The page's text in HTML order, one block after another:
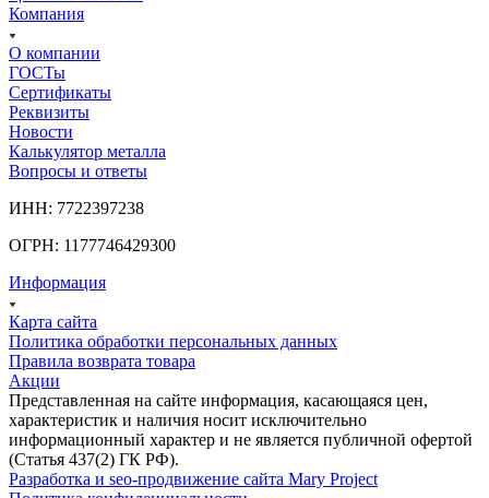
Компания
О компании
ГОСТы
Сертификаты
Реквизиты
Новости
Калькулятор металла
Вопросы и ответы
ИНН: 7722397238
ОГРН: 1177746429300
Информация
Карта сайта
Политика обработки персональных данных
Правила возврата товара
Акции
Представленная на сайте информация, касающаяся цен,
характеристик и наличия носит исключительно
информационный характер и не является публичной офертой
(Статья 437(2) ГК РФ).
Разработка и seo-продвижение сайта Mary Project